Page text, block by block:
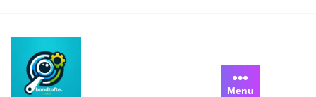
content
Menu